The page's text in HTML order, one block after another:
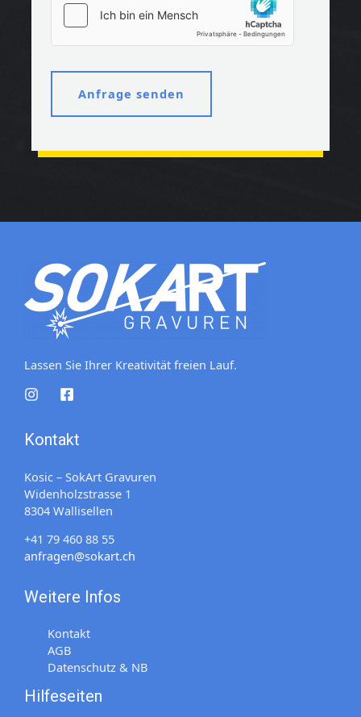
Anfrage senden
Lassen Sie Ihrer Kreativität freien Lauf.
Kontakt
Kosic – SokArt Gravuren
Widenholzstrasse 1
8304 Wallisellen
+41 79 460 88 55
anfragen@sokart.ch
Weitere Infos
Kontakt
AGB
Datenschutz & NB
Hilfeseiten